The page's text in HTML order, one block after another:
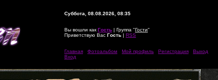
Суббота, 08.08.2026, 08:35
Вы вошли как Гость | Группа "Гости"
Приветствую Вас Гость | RSS
Главная Фотоальбом Мой профиль Регистрация Выход
Вход